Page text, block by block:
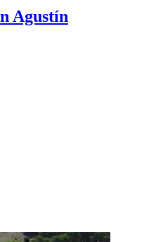
Agustín